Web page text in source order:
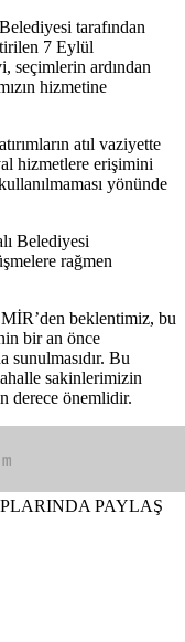
tarafından
7 Eylül
seçimlerin ardından
hizmetine
atıl vaziyette
hizmetlere erişimini
yönünde
Belediyesi
rağmen
beklentimiz, bu
bir an önce
sunulmasıdır. Bu
sakinlerimizin
derece önemlidir.
PAYLAŞ